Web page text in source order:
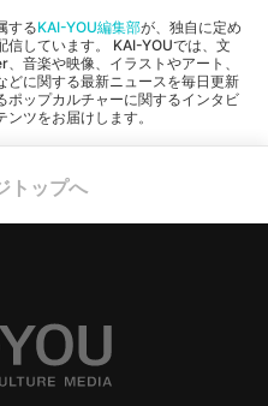
するKAI-YOU編集部が、独自に定め
信しています。 KAI-YOUでは、文
音楽や映像、イラストやアート、
どに関する最新ニュースを毎日更新
ポップカルチャーに関するインタビ
ツをお届けします。
トップへ